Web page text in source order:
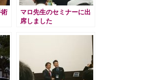
マロ先生のセミナーに出
席しました